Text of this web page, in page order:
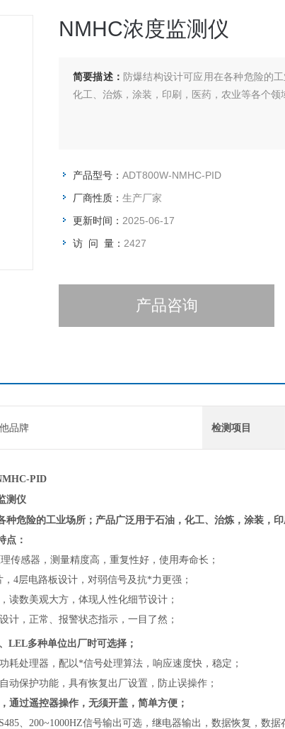
NMHC浓度监测仪
简要描述： 防爆结构设计可应用在各种危险的
化工、治炼，涂装，印刷，医药，农业等各个领
产品型号： ADT800W-NMHC-PID
厂商性质： 生产厂家
更新时间： 2025-06-17
访 问 量： 2427
产品咨询
品牌 检测项目
PID
测仪
种危险的工业场所；产品广泛用于石油，化工、治炼，涂装，印
点：
传感器，测量精度高，重复性好，使用寿命长；
4层电路板设计，对弱信号及抗*力更强；
读数美观大方，体现人性化细节设计；
计，正常、报警状态指示，一目了然；
LEL多种单位出厂时可选择；
耗处理器，配以*信号处理算法，响应速度快，稳定；
动保护功能，具有恢复出厂设置，防止误操作；
通过遥控器操作，无须开盖，简单方便；
、200~1000HZ信号输出可选，继电器输出，数据恢复，数据